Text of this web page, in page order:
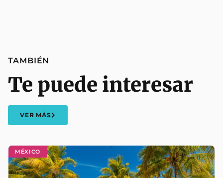
MÉXICO
TAMBIÉN
Te puede interesar
VER MÁS